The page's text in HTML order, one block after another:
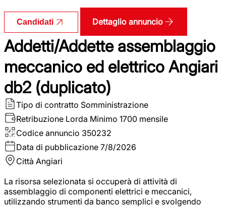
Candidati Dettaglio annuncio
Addetti/Addette assemblaggio
meccanico ed elettrico Angiari
db2 (duplicato)
Tipo di contratto Somministrazione
Retribuzione Lorda Minimo 1700 mensile
Codice annuncio 350232
Data di pubblicazione 7/8/2026
Città Angiari
La risorsa selezionata si occuperà di attività di
assemblaggio di componenti elettrici e meccanici,
utilizzando strumenti da banco semplici e svolgendo